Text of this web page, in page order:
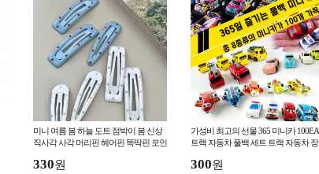
미니 여름 봄 하늘 도트 점박이 봄 신상
직사각 사각 머리핀 헤어핀 똑딱핀 포인
330원
가성비 최고의 선물 365 미니카 100EA
트랙 자동차 풀백 세트 트랙 자동차 장
300원